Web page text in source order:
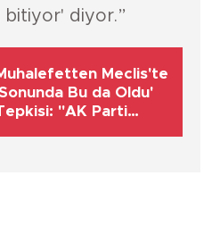
bitiyor' diyor.”
Meclis'te
Bu da Oldu'
"AK Parti